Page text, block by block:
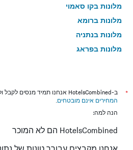
מלונות בקו סאמוי
מלונות ברומא
מלונות בנתניה
מלונות בפראג
מלונות בניו יורק
מלונות בבנגקוק
מלונות בבוקרשט
*
ב-HotelsCombined אנחנו תמיד מנסים לקבל ולהציג תמחור מדויק, עם זאת,
המחירים אינם מובטחים.
הנה למה:
HotelsCombined הם לא המוכר